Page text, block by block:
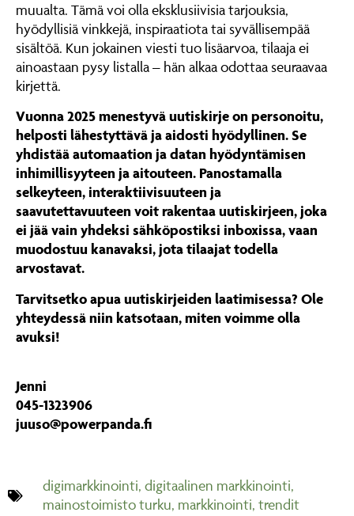
muualta. Tämä voi olla eksklusiivisia tarjouksia,
hyödyllisiä vinkkejä, inspiraatiota tai syvällisempää
sisältöä. Kun jokainen viesti tuo lisäarvoa, tilaaja ei
ainoastaan pysy listalla – hän alkaa odottaa seuraavaa
kirjettä.
Vuonna 2025 menestyvä uutiskirje on personoitu,
helposti lähestyttävä ja aidosti hyödyllinen. Se
yhdistää automaation ja datan hyödyntämisen
inhimillisyyteen ja aitouteen. Panostamalla
selkeyteen, interaktiivisuuteen ja
saavutettavuuteen voit rakentaa uutiskirjeen, joka
ei jää vain yhdeksi sähköpostiksi inboxissa, vaan
muodostuu kanavaksi, jota tilaajat todella
arvostavat.
Tarvitsetko apua uutiskirjeiden laatimisessa? Ole
yhteydessä niin katsotaan, miten voimme olla
avuksi!
Jenni
045-1323906
juuso@powerpanda.fi
digimarkkinointi, digitaalinen markkinointi,
mainostoimisto turku, markkinointi, trendit